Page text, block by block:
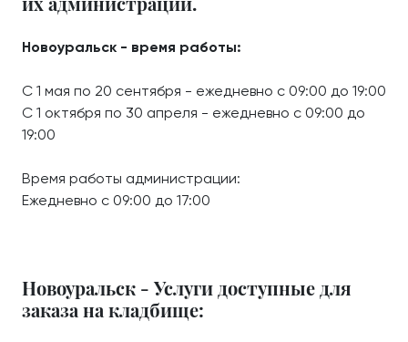
Новоуральск - время работы:
С 1 мая по 20 сентября - ежедневно с 09:00 до 19:00
С 1 октября по 30 апреля - ежедневно с 09:00 до
19:00
Время работы администрации:
Ежедневно с 09:00 до 17:00
Новоуральск - Услуги доступные для
заказа на кладбище: